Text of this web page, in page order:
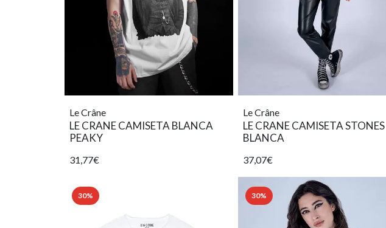
Le Crâne
LE CRANE CAMISETA BLANCA
PEAKY
31,77€
Le Crâne
LE CRANE CAMISETA STONES
BLANCA
37,07€
30% 30%